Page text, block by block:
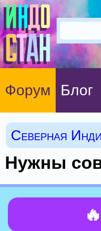
Форум Блог
Северная
Нужны